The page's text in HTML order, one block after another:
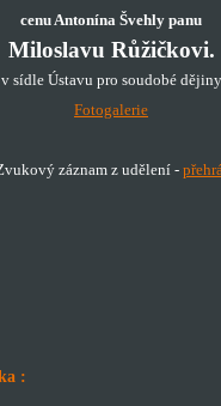
cenu Antonína Švehly panu
Miloslavu Růžičkovi.
sídle Ústavu pro soudobé
Fotogalerie
záznam z udělení -
: